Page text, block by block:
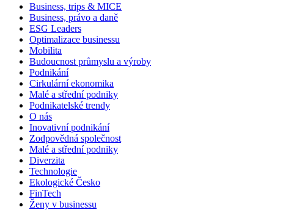
Business, trips & MICE
Business, právo a daně
ESG Leaders
Optimalizace businessu
Mobilita
Budoucnost průmyslu a výroby
Podnikání
Cirkulární ekonomika
Malé a střední podniky
Podnikatelské trendy
O nás
Inovativní podnikání
Zodpovědná společnost
Malé a střední podniky
Diverzita
Technologie
Ekologické Česko
FinTech
Ženy v businessu